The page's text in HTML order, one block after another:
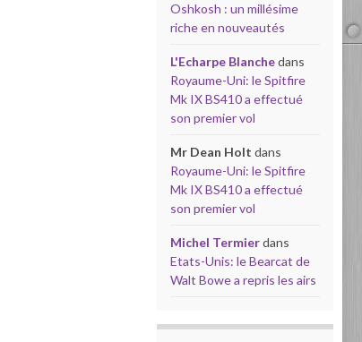
Oshkosh : un millésime
riche en nouveautés
L'Echarpe Blanchedans
Royaume-Uni: le Spitfire
Mk IX BS410 a effectué
son premier vol
Mr Dean Holt dans
Royaume-Uni: le Spitfire
Mk IX BS410 a effectué
son premier vol
Michel Termierdans
Etats-Unis: le Bearcat de
Walt Bowe a repris les airs